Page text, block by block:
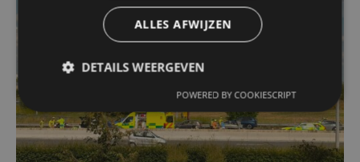
ALLES AFWIJZEN
DETAILS WEERGEVEN
POWERED BY COOKIESCRIPT